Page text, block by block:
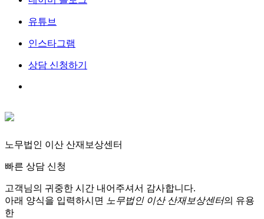
유튜브
인스타그램
상담 신청하기
노무법인 이산 산재보상센터
빠른 상담 신청
고객님의 귀중한 시간 내어주셔서 감사합니다.
아래 양식을 입력하시면
노무법인 이산 산재보상센터의 유용
한